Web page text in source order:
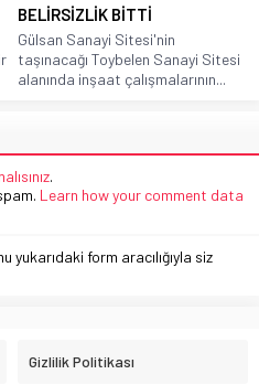
BELİRSİZLİK BİTTİ
Gülsan Sanayi Sitesi'nin
taşınacağı Toybelen Sanayi Sitesi
alanında inşaat çalışmalarının...
.
Learn how your comment data
yukarıdaki form aracılığıyla siz
Gizlilik Politikası